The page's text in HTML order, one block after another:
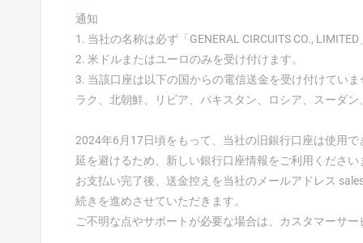
通知
1. 当社の名称は必ず「GENERAL CIRCUITS CO.,
2. 米ドルまたはユーロのみを受け付けます。
3. 当該口座は以下の国からの電信送金を受け付けてい
ラク、北朝鮮、リビア、パキスタン、ロシア、スーダン
2024年6月17日頃をもって、当社の旧銀行口座は使用
延を避けるため、新しい銀行口座情報をご利用くださ
お支払い完了後、送金控えを当社のメールアドレス
続きを進めさせていただきます。
ご不明な点やサポートが必要な場合は、カスタマーサ